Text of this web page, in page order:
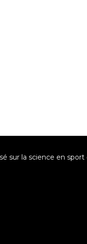
sur la science en